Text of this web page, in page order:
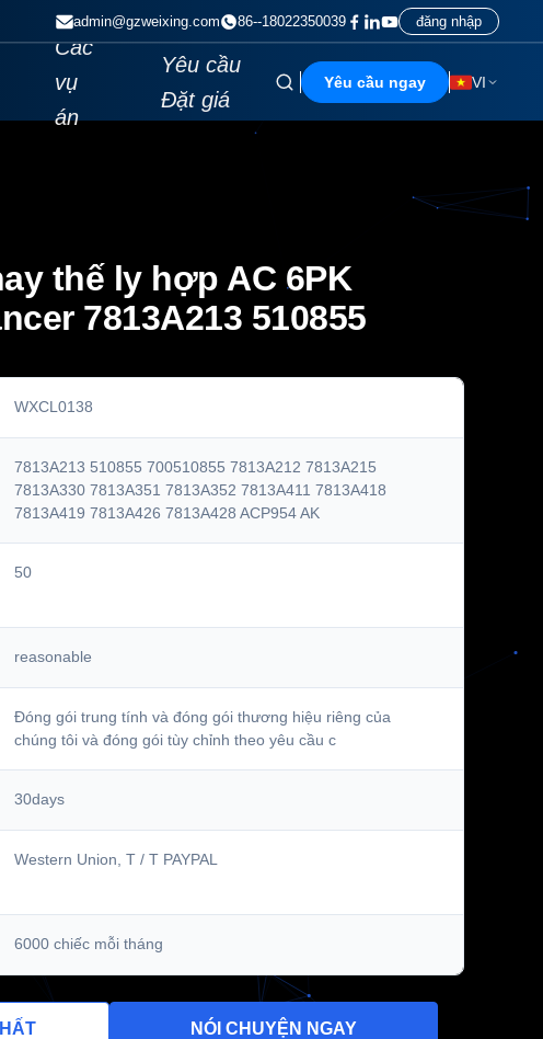
admin@gzweixing.com 86--18022350039 đăng nhập
Các
vụ
án
Yêu cầu
Đặt giá
Yêu cầu ngay VI
thế ly hợp AC 6PK
7813A213 510855
WXCL0138
7813A213 510855 700510855 7813A212 7813A215
7813A330 7813A351 7813A352 7813A411 7813A418
7813A419 7813A426 7813A428 ACP954 AK
50
reasonable
Đóng gói trung tính và đóng gói thương hiệu riêng của
chúng tôi và đóng gói tùy chỉnh theo yêu cầu c
30days
Western Union, T / T PAYPAL
6000 chiếc mỗi tháng
NÓI CHUYỆN NGAY